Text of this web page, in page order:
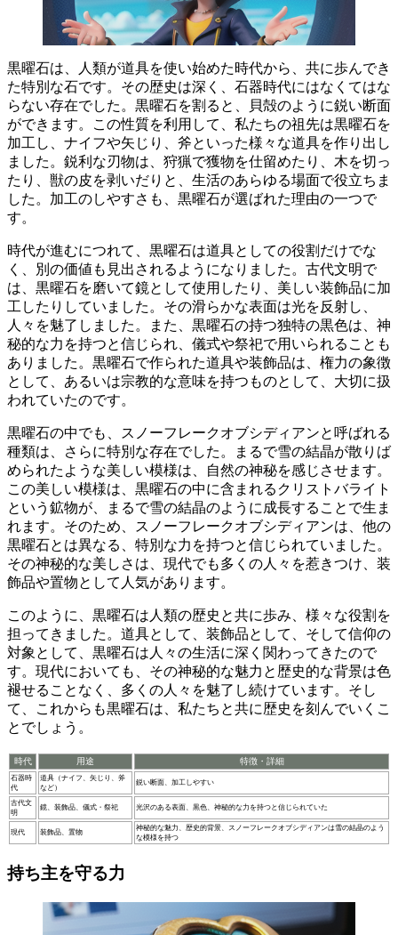
黒曜石は、人類が道具を使い始めた時代から、共に歩んでき
た特別な石です。 その歴史は深く、石器時代にはなくてはな
らない存在でした。黒曜石を割ると、貝殻のように鋭い断面
ができます。この性質を利用して、私たちの祖先は黒曜石を
加工し、ナイフや矢じり、斧といった様々な道具を作り出し
ました。鋭利な刃物は、狩猟で獲物を仕留めたり、木を切っ
たり、獣の皮を剥いだりと、生活のあらゆる場面で役立ちま
した。加工のしやすさも、黒曜石が選ばれた理由の一つで
す。
時代が進むにつれて、黒曜石は道具としての役割だけでな
く、別の価値も見出されるようになりました。 古代文明で
は、黒曜石を磨いて鏡として使用したり、美しい装飾品に加
工したりしていました。その滑らかな表面は光を反射し、
人々を魅了しました。また、黒曜石の持つ独特の黒色は、神
秘的な力を持つと信じられ、儀式や祭祀で用いられることも
ありました。黒曜石で作られた道具や装飾品は、権力の象徴
として、あるいは宗教的な意味を持つものとして、大切に扱
われていたのです。
黒曜石の中でも、スノーフレークオブシディアンと呼ばれる
種類は、さらに特別な存在でした。
まるで雪の結晶が散りば
められたような美しい模様は、自然の神秘を感じさせます。
この美しい模様は、黒曜石の中に含まれるクリストバライト
という鉱物が、まるで雪の結晶のように成長することで生ま
れます。そのため、スノーフレークオブシディアンは、他の
黒曜石とは異なる、特別な力を持つと信じられていました。
その神秘的な美しさは、現代でも多くの人々を惹きつけ、装
飾品や置物として人気があります。
このように、黒曜石は人類の歴史と共に歩み、様々な役割を
担ってきました。 道具として、装飾品として、そして信仰の
対象として、黒曜石は人々の生活に深く関わってきたので
す。現代においても、その神秘的な魅力と歴史的な背景は色
褪せることなく、多くの人々を魅了し続けています。そし
て、これからも黒曜石は、私たちと共に歴史を刻んでいくこ
とでしょう。
時代 用途 特徴・詳細
石器時
代
道具（ナイフ、矢じり、斧
など）
鋭い断面、加工しやすい
古代文
明
鏡、装飾品、儀式・祭祀 光沢のある表面、黒色、神秘的な力を持つと信じられていた
現代 装飾品、置物
神秘的な魅力、歴史的背景、スノーフレークオブシディアンは雪の結晶のよう
な模様を持つ
持ち主を守る力